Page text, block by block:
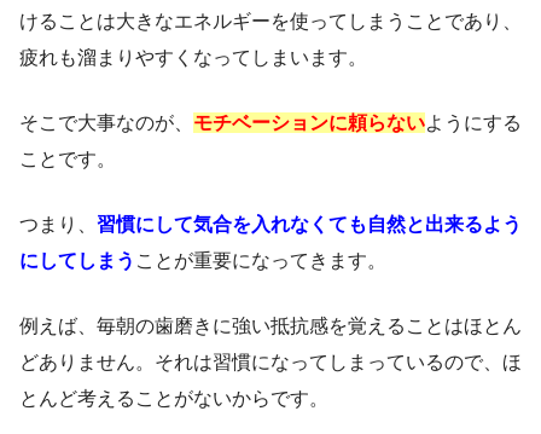
けることは大きなエネルギーを使ってしまうことであり、
疲れも溜まりやすくなってしまいます。
そこで大事なのが、 モチベーションに頼らないようにする
ことです。
つまり、 習慣にして気合を入れなくても自然と出来るよう
にしてしまう ことが重要になってきます。
例えば、毎朝の歯磨きに強い抵抗感を覚えることはほとん
どありません。それは習慣になってしまっているので、ほ
とんど考えることがないからです。